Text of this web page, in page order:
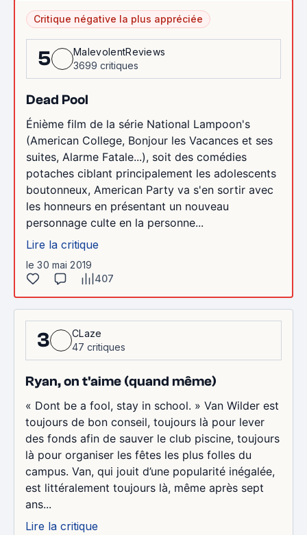
Critique négative la plus appréciée
5
MalevolentReviews
3699 critiques
Dead Pool
Énième film de la série National Lampoon's
(American College, Bonjour les Vacances et ses
suites, Alarme Fatale...), soit des comédies
potaches ciblant principalement les adolescents
boutonneux, American Party va s'en sortir avec
les honneurs en présentant un nouveau
personnage culte en la personne...
Lire la critique
le 30 mai 2019
407
3
CLaze
47 critiques
Ryan, on t'aime (quand même)
« Dont be a fool, stay in school. » Van Wilder est
toujours de bon conseil, toujours là pour lever
des fonds afin de sauver le club piscine, toujours
là pour organiser les fêtes les plus folles du
campus. Van, qui jouit d’une popularité inégalée,
est littéralement toujours là, même après sept
ans...
Lire la critique